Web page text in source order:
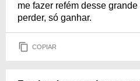
me fazer refém desse
perder, só ganhar.
COPIAR